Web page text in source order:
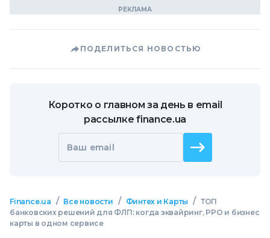
ПОДЕЛИТЬСЯ НОВОСТЬЮ
Коротко о главном за день в email
рассылке finance.ua
Ваш email
Finance.ua / Все новости / Финтех и Карты / ТОП
банковских решений для ФЛП: когда эквайринг, РРО и бизнес
карты в одном сервисе